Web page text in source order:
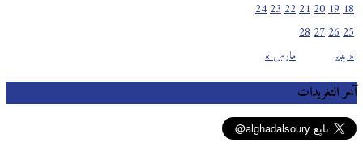
« يناير مارس »
18
19
20
21
22
23
24
25
26
27
28
آخر التغريدات